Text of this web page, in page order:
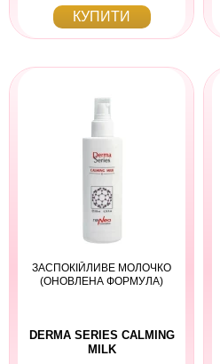
КУПИТИ
ЗАСПОКІЙЛИВЕ МОЛОЧКО
(ОНОВЛЕНА ФОРМУЛА)
DERMA SERIES CALMING
MILK